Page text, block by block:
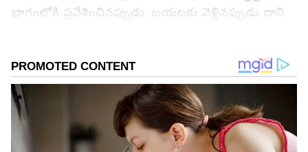
భాగంలోకి ప్రవేశించినప్పుడు, బయటకు వెళ్లినప్పుడు దాని
విషయాన్ని రైల్వే వ్యవస్థ గుర్తిస్తుంది.
గూగుల్‌లో ఆసక్తికరమైన సమాచారం కోసం ఏసియానెట్ తెలుగు
ను మీ ఫ్రిఫర్డ్ సోర్స్ గా ఎంచుకోండి